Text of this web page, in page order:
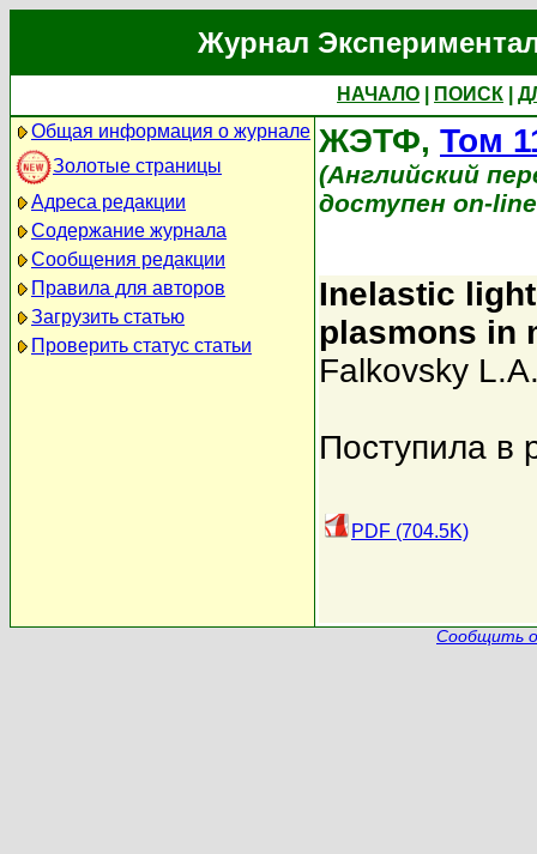
Журнал
НАЧАЛО ПОИСК
Общая информация о журнале
Золотые страницы
Адреса редакции
Содержание журнала
Сообщения редакции
Правила для авторов
Загрузить статью
Проверить статус статьи
ЖЭТФ, Том
(Английский
доступен on-
Inelastic
plasmons in
Falkovsky
Поступила в
PDF (704.5K)
Сообщить о